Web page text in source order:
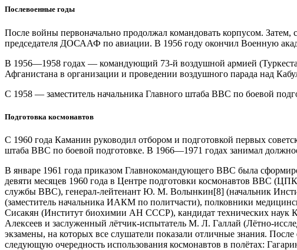
Послевоенные годы
После войны первоначально продолжал командовать корпусом.
председателя ДОСААФ по авиации. В 1956 году окончил Военную
В 1956—1958 годах — командующий 73-й воздушной армией
Афганистана в организации и проведении воздушного парада над
С 1958 — заместитель начальника Главного штаба ВВС по боевой
Подготовка космонавтов
С 1960 года Каманин руководил отбором и подготовкой первых
штаба ВВС по боевой подготовке. В 1966—1971 годах занимал
В январе 1961 года приказом Главнокомандующего ВВС была
девяти месяцев 1960 года в Центре подготовки космонавтов ВВС
службы ВВС), генерал-лейтенант Ю. М. Волынкин[8] (начальник
(заместитель начальника ИАКМ по политчасти), полковники
Сисакян (Институт биохимии АН СССР), кандидат технических
Алексеев и заслуженный лётчик-испытатель М. Л. Галлай (Лётно-
экзамены, на которых все слушатели показали отличные знания.
следующую очередность использования космонавтов в полётах: